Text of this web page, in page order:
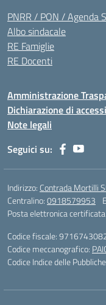
PNRR / PON / Agenda
Albo sindacale
RE Famiglie
RE Docenti
Amministrazione
Dichiarazione di
Note legali
Seguici su:
Indirizzo: Contrada Mortilli
Centralino:0918579953
Posta elettronica certificata
Codice fiscale:
Codice meccanografico:
Codice Indice delle